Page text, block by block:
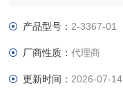
产品型号： 2-3367-01
厂商性质：代理商
更新时间： 2026-07-14